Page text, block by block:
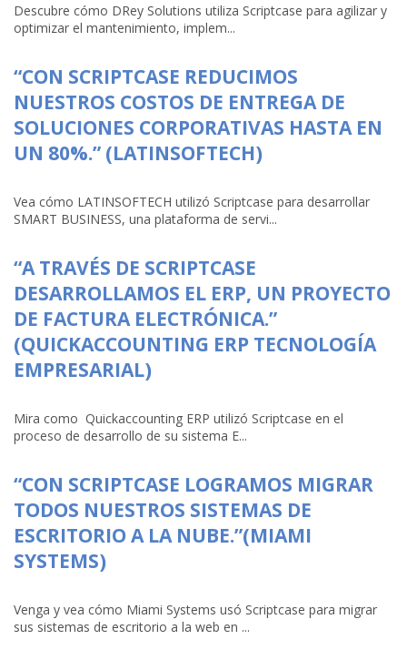
Descubre cómo DRey Solutions utiliza Scriptcase para agilizar y
optimizar el mantenimiento, implem...
“CON SCRIPTCASE REDUCIMOS
NUESTROS COSTOS DE ENTREGA DE
SOLUCIONES CORPORATIVAS HASTA EN
UN 80%.” (LATINSOFTECH)
Vea cómo LATINSOFTECH utilizó Scriptcase para desarrollar
SMART BUSINESS, una plataforma de servi...
“A TRAVÉS DE SCRIPTCASE
DESARROLLAMOS EL ERP, UN PROYECTO
DE FACTURA ELECTRÓNICA.”
(QUICKACCOUNTING ERP TECNOLOGÍA
EMPRESARIAL)
Mira como Quickaccounting ERP utilizó Scriptcase en el
proceso de desarrollo de su sistema E...
“CON SCRIPTCASE LOGRAMOS MIGRAR
TODOS NUESTROS SISTEMAS DE
ESCRITORIO A LA NUBE.”(MIAMI
SYSTEMS)
Venga y vea cómo Miami Systems usó Scriptcase para migrar
sus sistemas de escritorio a la web en ...